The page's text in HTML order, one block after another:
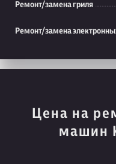
Ремонт/замена гриля
Ремонт/замена
Цена на
машин